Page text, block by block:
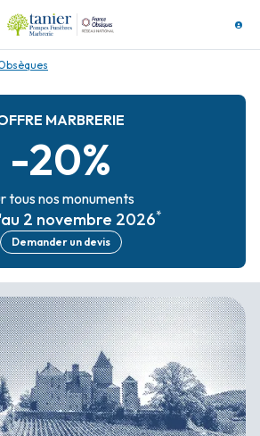
MARBRERIE
-20%
tous nos monuments
2 novembre 2026*
Demander un devis